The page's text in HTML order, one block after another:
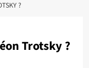
?
Trotsky ?